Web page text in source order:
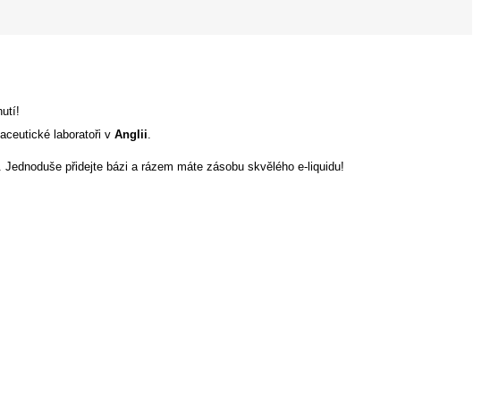
laboratoři v Anglii
přidejte bázi a rázem máte zásobu skvělého e-liquidu!